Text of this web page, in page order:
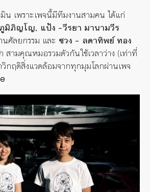
น เพราะเพจนี้มีทีมงานสามคน ได้แก่
มิภิญโญ, แป้ง -วีรยา มานามวีร
ศัลยกรรม และ ซวง – ลดาทิพย์ ทอง
สามคุณหมอรวมตัวกันใช้เวลาว่าง (เท่าที่
กฤติสิ่งแวดล้อมจากทุกมุมโลกผ่านเพจ